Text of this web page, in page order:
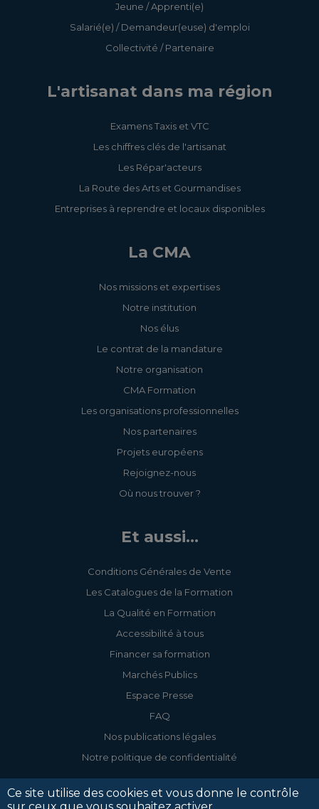
Jeune / Apprenti(e)
Salarié(e) / Demandeur(euse) d'emploi
Collectivité / Partenaire
L'artisanat dans ma région
Examens Taxis et VTC
Les chiffres clés de l'artisanat
Les Répar'acteurs
La Route des Arts et Gourmandises
Entreprises à reprendre et locaux disponibles
La CMA
Nos missions et expertises
Notre institution
Nos élus
Le contrat de la mandature
Notre organisation
CMA Formation
Les organisations professionnelles
Nos partenaires
Projets européens
Rejoignez-nous
Où nous trouver ?
Et aussi...
Conditions Générales de Vente
Les Catalogues de la Formation
La Qualité en Formation
Accessibilité à tous
Financer sa formation
Marchés Publics
Espace Presse
FAQ
Nos publications légales
Notre politique de confidentialité
Ce site utilise des cookies et vous donne le contrôle